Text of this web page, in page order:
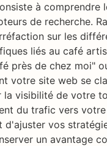
à
de recherche.
sur les
liés au café
près de chez moi"
votre site web se
la visibilité de votre
du trafic vers
d'ajuster vos
un avantage